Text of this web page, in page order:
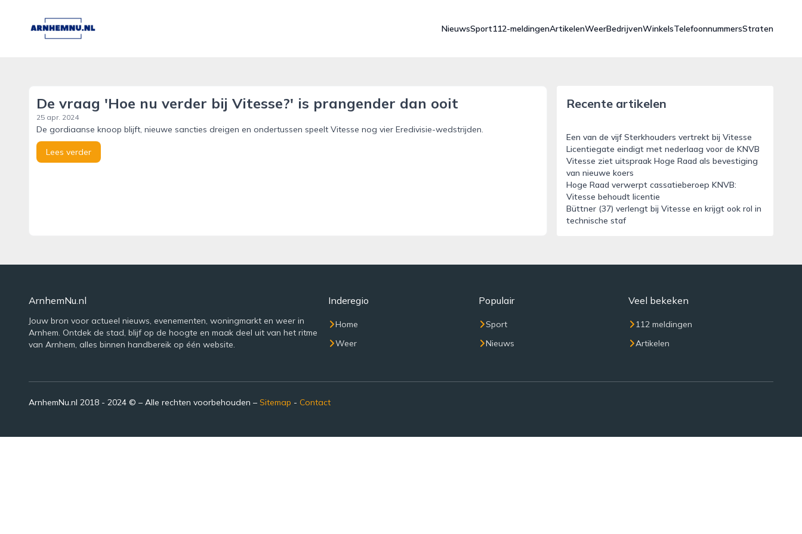
arnhemnu.nl
NieuwsSport112-meldingenArtikelenWeerBedrijvenWinkelsTelefoonnummersStraten
De vraag 'Hoe nu verder bij Vitesse?' is prangender dan ooit
25 apr. 2024
De gordiaanse knoop blijft, nieuwe sancties dreigen en ondertussen speelt Vitesse nog vier Eredivisie-wedstrijden.
Lees verder
Recente artikelen
Een van de vijf Sterkhouders vertrekt bij Vitesse
Licentiegate eindigt met nederlaag voor de KNVB
Vitesse ziet uitspraak Hoge Raad als bevestiging
van nieuwe koers
Hoge Raad verwerpt cassatieberoep KNVB:
Vitesse behoudt licentie
Büttner (37) verlengt bij Vitesse en krijgt ook rol in
technische staf
ArnhemNu.nl
Jouw bron voor actueel nieuws, evenementen, woningmarkt en weer in
Arnhem. Ontdek de stad, blijf op de hoogte en maak deel uit van het ritme
van Arnhem, alles binnen handbereik op één website.
Inderegio
Home
Weer
Populair
Sport
Nieuws
Veel bekeken
112 meldingen
Artikelen
ArnhemNu.nl 2018 - 2024 © – Alle rechten voorbehouden – Sitemap - Contact